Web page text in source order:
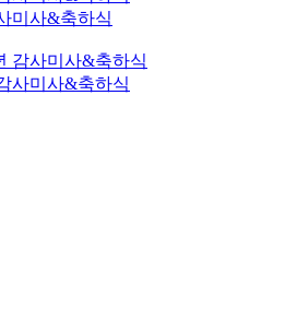
미사&축하식
사미사&축하식